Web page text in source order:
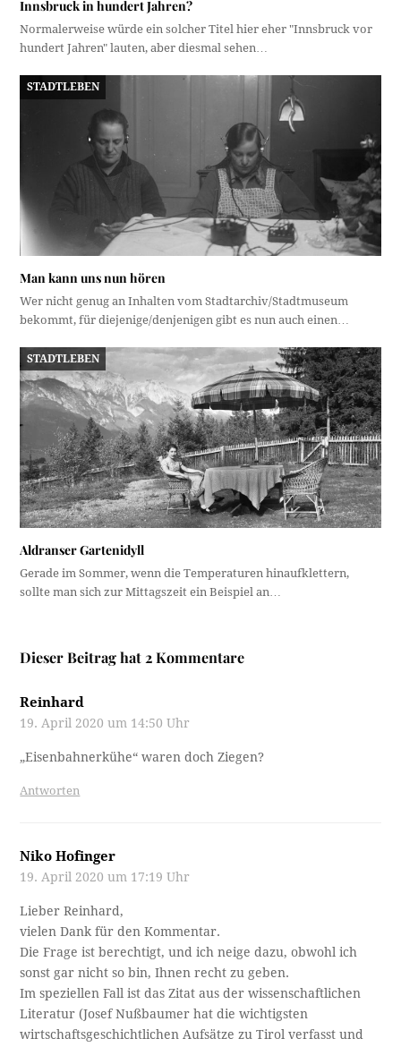
Innsbruck in hundert Jahren?
Normalerweise würde ein solcher Titel hier eher "Innsbruck vor
hundert Jahren" lauten, aber diesmal sehen…
STADTLEBEN
Man kann uns nun hören
Wer nicht genug an Inhalten vom Stadtarchiv/Stadtmuseum
bekommt, für diejenige/denjenigen gibt es nun auch einen…
STADTLEBEN
Aldranser Gartenidyll
Gerade im Sommer, wenn die Temperaturen hinaufklettern,
sollte man sich zur Mittagszeit ein Beispiel an…
Dieser Beitrag hat 2 Kommentare
Reinhard
19. April 2020 um 14:50 Uhr
„Eisenbahnerkühe“ waren doch Ziegen?
Antworten
Niko Hofinger
19. April 2020 um 17:19 Uhr
Lieber Reinhard,
vielen Dank für den Kommentar.
Die Frage ist berechtigt, und ich neige dazu, obwohl ich
sonst gar nicht so bin, Ihnen recht zu geben.
Im speziellen Fall ist das Zitat aus der wissenschaftlichen
Literatur (Josef Nußbaumer hat die wichtigsten
wirtschaftsgeschichtlichen Aufsätze zu Tirol verfasst und